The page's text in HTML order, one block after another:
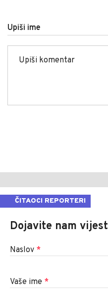
Upiši ime
ČITAOCI REPORTERI
Dojavite nam vijest
Naslov *
Vaše ime *